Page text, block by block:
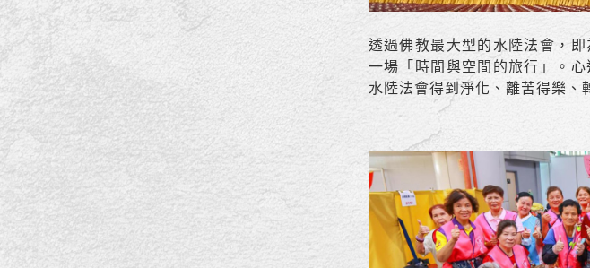
透過佛教最大型的水陸法會，
一場「時間與空間的旅行」。
水陸法會得到淨化、離苦得樂、